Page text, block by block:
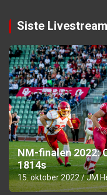
Siste
NM-finalen 2022:
1814s
15. oktober 2022 JM